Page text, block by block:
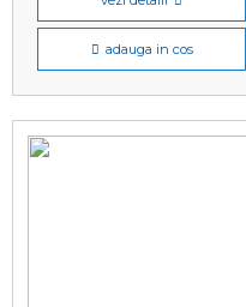
adauga in cos